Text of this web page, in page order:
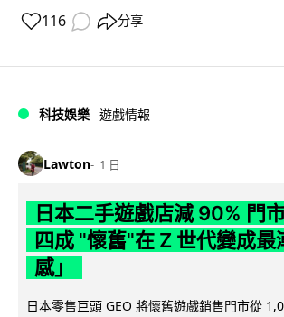
116 分享
科技娛樂 遊戲情報
Lawton 1 日
日本二手遊戲店減 90% 門
四成 "懷舊"在 Z 世代變成最
感」
日本零售巨頭 GEO 將懷舊遊戲銷售門市從